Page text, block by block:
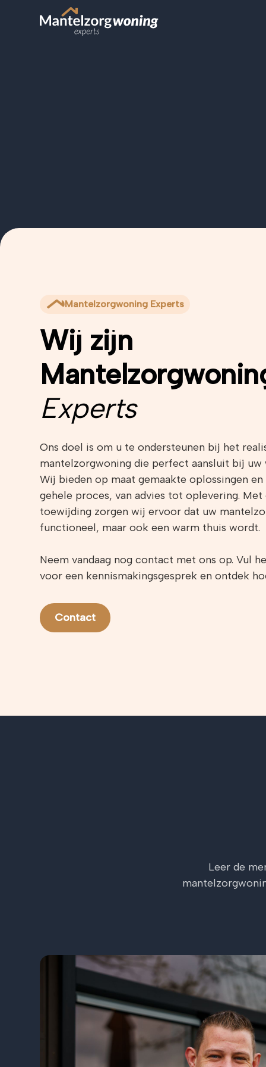
Mantelzorgwoning Experts
Wij zijn
Experts
Ons doel is om u te ondersteunen bij het
mantelzorgwoning die perfect aansluit bij uw
Wij bieden op maat gemaakte oplossingen
gehele proces, van advies tot oplevering.
toewijding zorgen wij ervoor dat uw
functioneel, maar ook een warm thuis wordt.
Neem vandaag nog contact met ons op. Vul
voor een kennismakingsgesprek en ontdek
Contact
Leer de